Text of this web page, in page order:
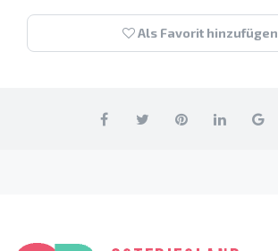
Als Favorit hinzufügen